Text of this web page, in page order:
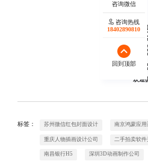
欢迎
标签： 苏州微信红包封面设计 南京鸿蒙应
重庆人物插画设计公司 二手拍卖软件
南昌银行H5 深圳3D动画制作公司
咨询热线
18402890810
回到顶部